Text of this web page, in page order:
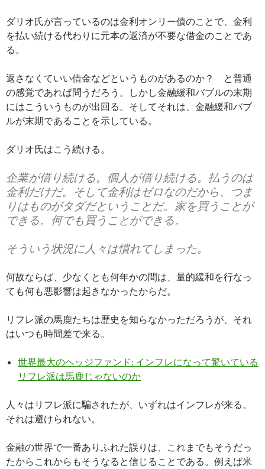
ダリオ氏が言っているのは金利オンリー債のことで、金利
を払い続ける代わりに元本の返済が不要な借金のことであ
る。
返さなくていい借金などというものがあるのか？ と普通
の感覚であれば問うだろう。しかし金融緩和バブルの末期
にはこういうものが出回る。そしてそれは、金融緩和バブ
ルが末期であることを示している。
ダリオ氏はこう続ける。
企業が借り続ける。個人が借り続ける。払うのは
金利だけだ。そして金利はゼロなのだから、つま
りはものがタダだということだ。家を買うことが
できる。何でも買うことができる。
そういう状況に人々は慣れてしまった。
何故ならば、少なくとも何年かの間は、量的緩和を行なっ
ても何も悪影響は起きなかったからだ。
リフレ派の馬鹿たちは歴史を知らなかっただろうが、それ
はいつも時間差で来る。
世界最大のヘッジファンド: インフレになって驚いている
リフレ派は馬鹿じゃないのか
人々はリフレ派に騙されたが、いずれはインフレが来る。
それは避けられない。
金融の世界で一番ありふれた誤りは、これまでもそうだっ
たからこれからもそうなると信じることである。例えば米